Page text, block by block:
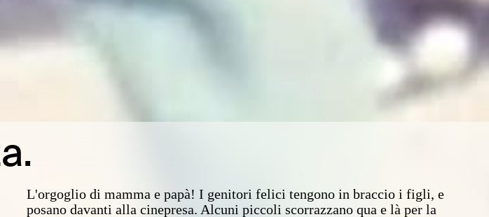
L'orgoglio di mamma e papà! I genitori felici tengono in braccio i figli, e
posano davanti alla cinepresa. Alcuni piccoli scorrazzano qua e là per la